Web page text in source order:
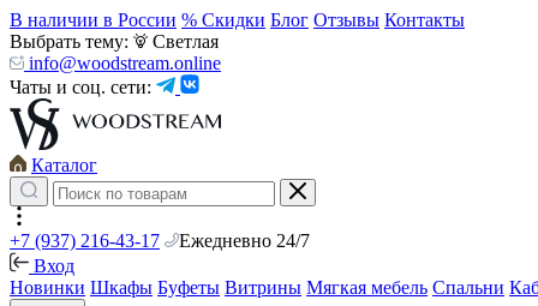
В наличии в России % Скидки Блог Отзывы Контакты
Выбрать тему:
Светлая
info@woodstream.online
Чаты и соц. сети:
Каталог
+7 (937) 216-43-17
Ежедневно 24/7
Вход
Новинки Шкафы Буфеты Витрины Мягкая мебель Спальни